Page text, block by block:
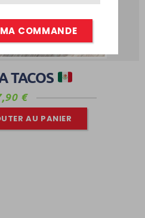
TACOS
€
AU PANIER
COMMANDE